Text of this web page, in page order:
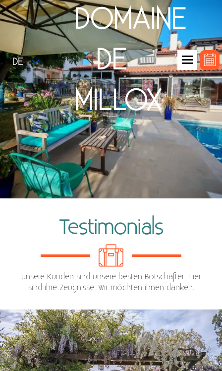
DE
DOMAINE
DE
MILLOX
Testimonials
Unsere Kunden sind unsere besten Botschafter. Hier
sind ihre Zeugnisse. Wir möchten ihnen danken.